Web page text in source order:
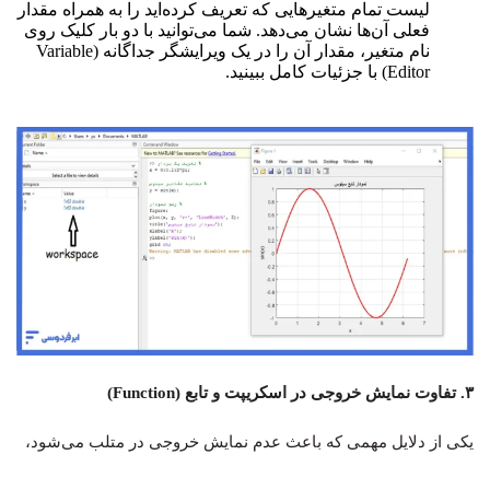
لیست تمام متغیرهایی که تعریف کرده‌اید را به همراه مقدار
فعلی آن‌ها نشان می‌دهد. شما می‌توانید با دو بار کلیک روی
نام متغیر، مقدار آن را در یک ویرایشگر جداگانه (Variable
Editor) با جزئیات کامل ببینید.
۳. تفاوت نمایش خروجی در اسکریپت و تابع (Function)
یکی از دلایل مهمی که باعث عدم نمایش خروجی در متلب می‌شود،